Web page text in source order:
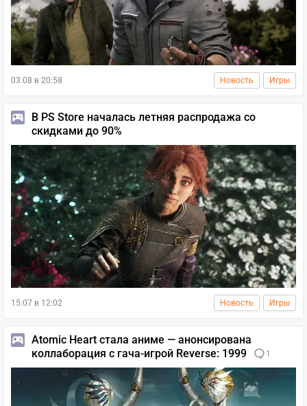
03.08 в 20:58 Новость Игры
В PS Store началась летняя распродажа со
скидками до 90%
15.07 в 12:02 Новость Игры
Atomic Heart стала аниме — анонсирована
коллаборация с гача-игрой Reverse: 1999
1